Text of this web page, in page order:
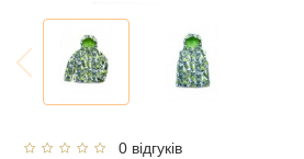
0 відгуків